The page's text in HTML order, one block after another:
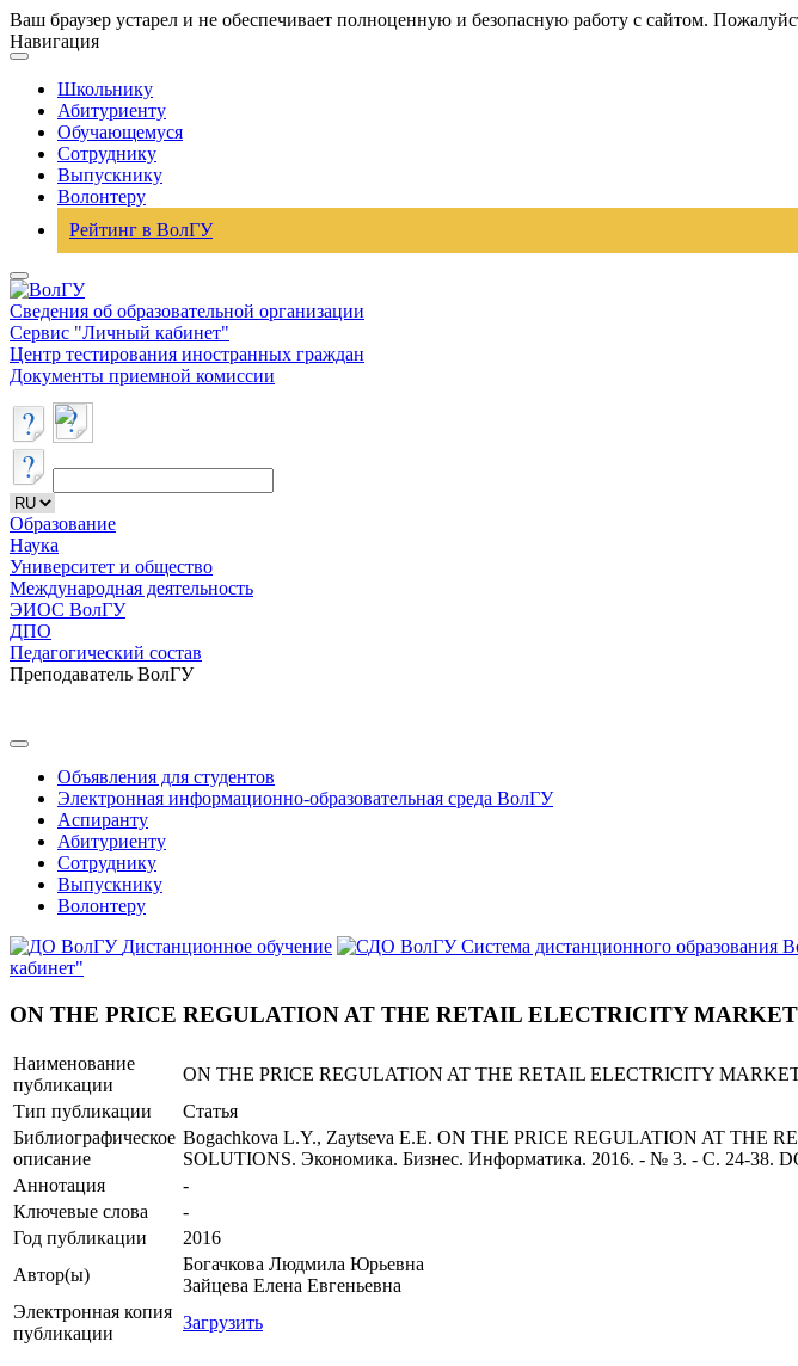
Ваш браузер устарел и не обеспечивает полноценную и безопасную работу с сайтом.
Навигация
Школьнику
Абитуриенту
Обучающемуся
Сотруднику
Выпускнику
Волонтеру
Рейтинг в ВолГУ
Сведения об образовательной организации
Сервис "Личный кабинет"
Центр тестирования иностранных граждан
Документы приемной комиссии
Образование
Наука
Университет и общество
Международная деятельность
ЭИОС ВолГУ
ДПО
Педагогический состав
Преподаватель ВолГУ
Объявления для студентов
Электронная информационно-образовательная среда ВолГУ
Аспиранту
Абитуриенту
Сотруднику
Выпускнику
Волонтеру
Дистанционное обучение
Система дистанционного образования
кабинет"
ON THE PRICE REGULATION AT THE RETAIL ELECTRICITY
Наименование
публикации
ON THE PRICE REGULATION AT THE RETAIL ELECTRICITY
Тип публикации
Статья
Библиографическое
описание
Bogachkova L.Y., Zaytseva E.E. ON THE PRICE REGULATION AT
SOLUTIONS. Экономика. Бизнес. Информатика. 2016. - № 3. - С. 24-38.
Аннотация
-
Ключевые cлова
-
Год публикации
2016
Автор(ы)
Богачкова Людмила Юрьевна
Зайцева Елена Евгеньевна
Электронная копия
публикации
Загрузить